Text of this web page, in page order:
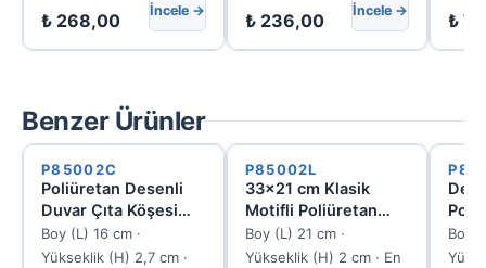
₺ 268,00 İncele → ₺236,00 İncele → ₺
Benzer Ürünler
P85002C
Poliüretan Desenli
Duvar Çıta Köşesi
P85002C
Boy (L) 16 cm ·
Yükseklik (H) 2,7 cm ·
P85002L
33x21 cm Klasik
Motifli Poliüretan
Duvar Çıta Köşesi
P85002L
Boy (L) 21 cm ·
Yükseklik (H) 2 cm · En
Boy